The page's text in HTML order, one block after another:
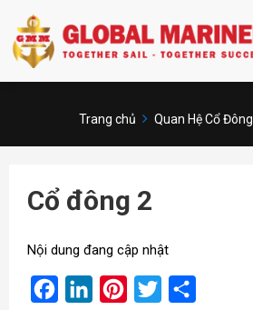
Trang chủ Quan Hệ Cổ Đông
Cổ đông 2
Nội dung đang cập nhật
FacebookLinkedInPinterest
Twitter